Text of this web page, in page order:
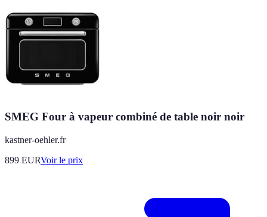
SMEG Four à vapeur combiné de table noir noir
kastner-oehler.fr
899 EURVoir le prix